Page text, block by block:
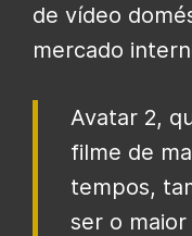
de vídeo
mercado
Avatar 2,
filme de
tempos,
ser o